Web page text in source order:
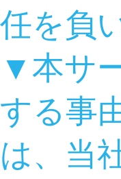
任を負
▼本サ
する事
は、当